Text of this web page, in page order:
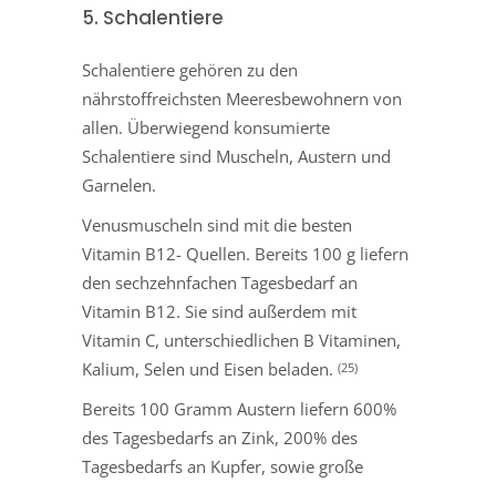
5. Schalentiere
Schalentiere gehören zu den
nährstoffreichsten Meeresbewohnern von
allen. Überwiegend konsumierte
Schalentiere sind Muscheln, Austern und
Garnelen.
Venusmuscheln sind mit die besten
Vitamin B12- Quellen. Bereits 100 g liefern
den sechzehnfachen Tagesbedarf an
Vitamin B12. Sie sind außerdem mit
Vitamin C, unterschiedlichen B Vitaminen,
Kalium, Selen und Eisen beladen. (25)
Bereits 100 Gramm Austern liefern 600%
des Tagesbedarfs an Zink, 200% des
Tagesbedarfs an Kupfer, sowie große